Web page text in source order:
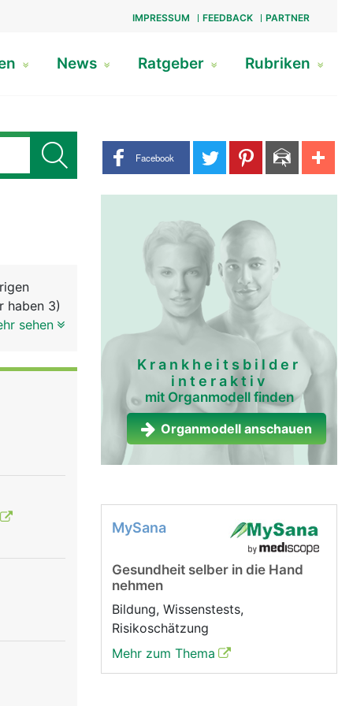
IMPRESSUM FEEDBACK PARTNER
News Ratgeber Rubriken
Share buttons
Facebook
haben 3)
-
sehen
Krankheitsbilder
interaktiv
mit Organmodell finden
Organmodell anschauen
MySana
Gesundheit selber in die Hand
nehmen
Bildung, Wissenstests,
Risikoschätzung
Mehr zum Thema